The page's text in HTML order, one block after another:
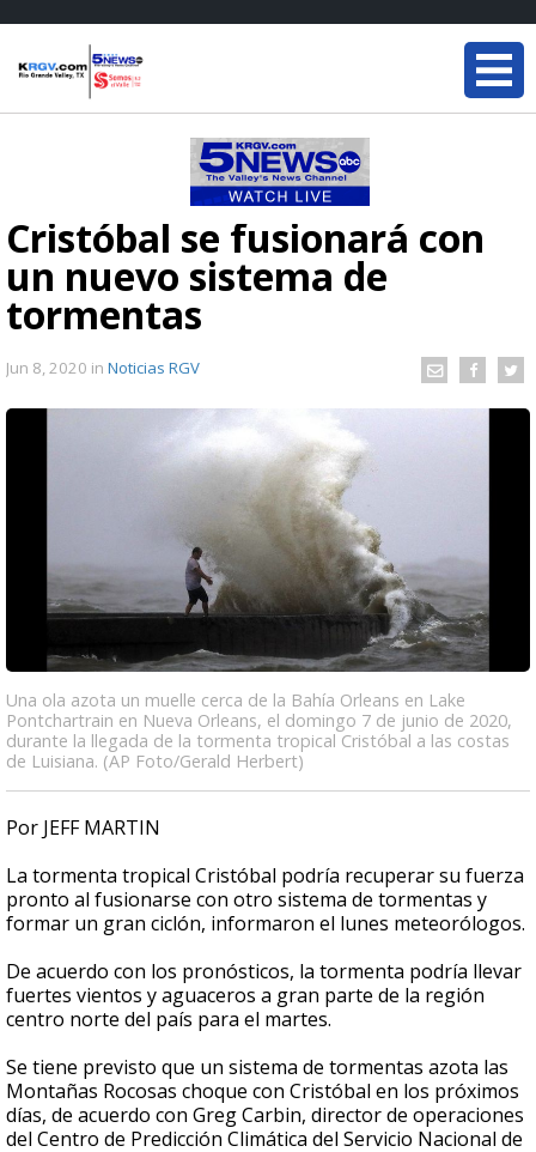
Cristóbal se fusionará con
un nuevo sistema de
tormentas
Jun 8, 2020 in Noticias RGV
Una ola azota un muelle cerca de la Bahía Orleans en Lake
Pontchartrain en Nueva Orleans, el domingo 7 de junio de 2020,
durante la llegada de la tormenta tropical Cristóbal a las costas
de Luisiana. (AP Foto/Gerald Herbert)
Por JEFF MARTIN
La tormenta tropical Cristóbal podría recuperar su fuerza
pronto al fusionarse con otro sistema de tormentas y
formar un gran ciclón, informaron el lunes meteorólogos.
De acuerdo con los pronósticos, la tormenta podría llevar
fuertes vientos y aguaceros a gran parte de la región
centro norte del país para el martes.
Se tiene previsto que un sistema de tormentas azota las
Montañas Rocosas choque con Cristóbal en los próximos
días, de acuerdo con Greg Carbin, director de operaciones
del Centro de Predicción Climática del Servicio Nacional de